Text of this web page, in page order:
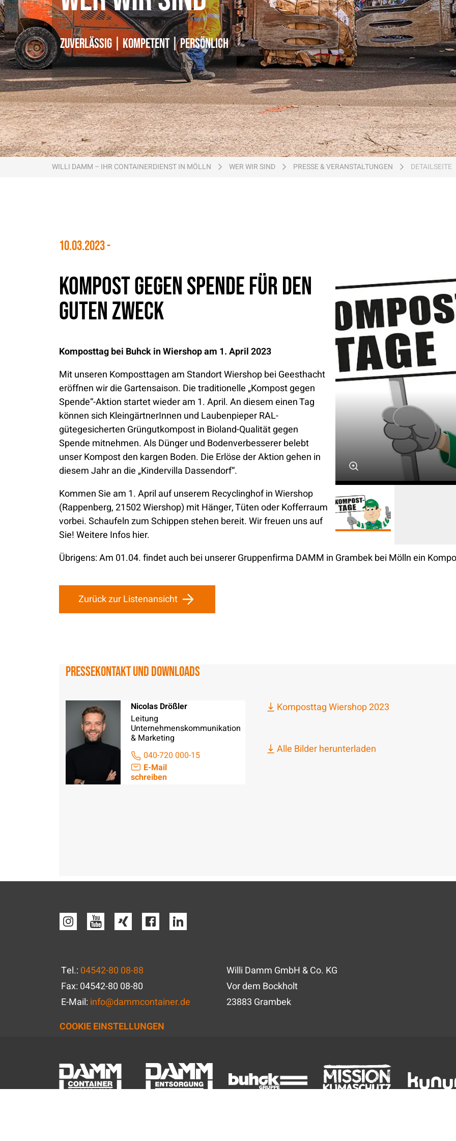
Holz
Mineralwolle
Ein Unternehmen der
Ein Unternehmen der
zuverlässig | kompetent | persönlich
WILLI DAMM – IHR CONTAINERDIENST IN MÖLLN WER WIR SIND PRESSE & VERANSTALTUNGEN DETAILSEITE
10.03.2023
Kompost gegen Spende für den
guten Zweck
Komposttag bei Buhck in Wiershop am 1. April 2023
Mit unseren Komposttagen am Standort Wiershop bei Geesthacht
eröffnen wir die Gartensaison. Die traditionelle „Kompost gegen
Spende“-Aktion startet wieder am 1. April. An diesem einen Tag
können sich KleingärtnerInnen und Laubenpieper RAL-
gütegesicherten Grüngutkompost in Bioland-Qualität gegen
Spende mitnehmen. Als Dünger und Bodenverbesserer belebt
unser Kompost den kargen Boden. Die Erlöse der Aktion gehen in
diesem Jahr an die „Kindervilla Dassendorf“.
Kommen Sie am 1. April auf unserem Recyclinghof in Wiershop
(Rappenberg, 21502 Wiershop) mit Hänger, Tüten oder Kofferraum
vorbei. Schaufeln zum Schippen stehen bereit. Wir freuen uns auf
Sie! Weitere Infos hier.
Übrigens: Am 01.04. findet auch bei unserer Gruppenfirma DAMM in Grambek bei Mölln ein
Zurück zur Listenansicht
Pressekontakt und Downloads
Nicolas Drößler
Leitung
Unternehmenskommunikation
& Marketing
040-720 000-15
E-Mail
schreiben
Komposttag Wiershop 2023
Alle Bilder herunterladen
Tel.: 04542-80 08-88
Fax: 04542-80 08-80
E-Mail: info@dammcontainer.de
COOKIE EINSTELLUNGEN
Willi Damm GmbH & Co. KG
Vor dem Bockholt
23883 Grambek